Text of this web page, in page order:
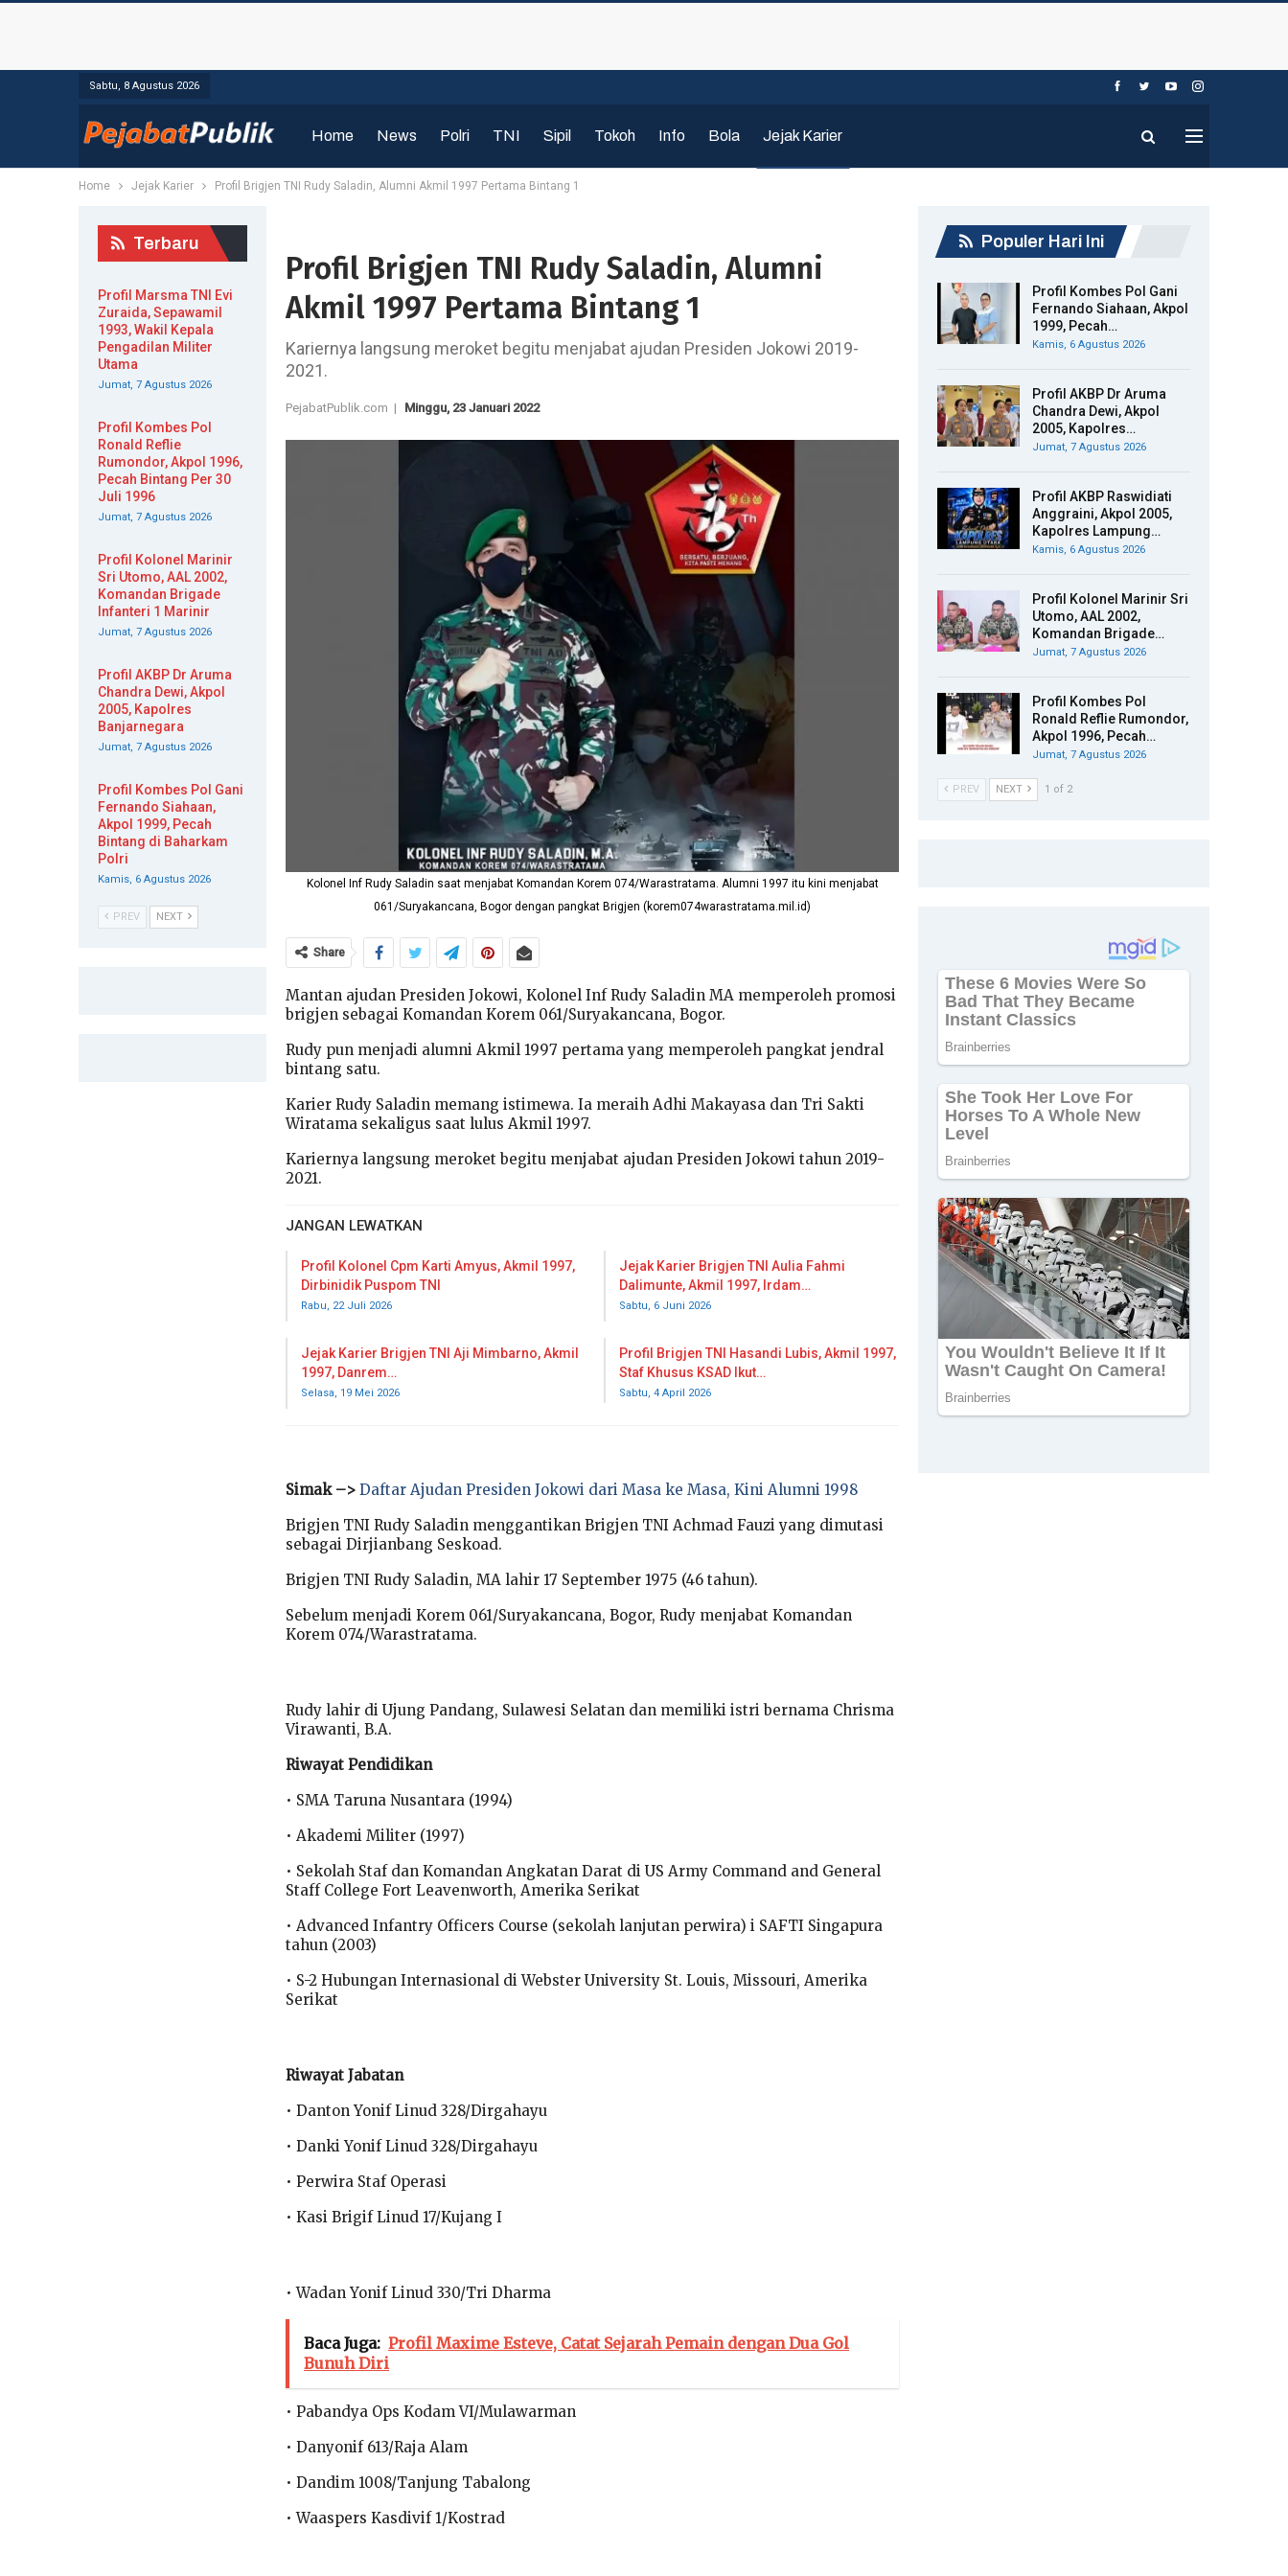
Sabtu, 8 Agustus 2026
Home News Polri TNI Sipil Tokoh Info Bola Jejak Karier
Home Jejak Karier Profil Brigjen TNI Rudy Saladin, Alumni Akmil 1997 Pertama Bintang 1
Profil Brigjen TNI Rudy Saladin, Alumni
Akmil 1997 Pertama Bintang 1
Kariernya langsung meroket begitu menjabat ajudan Presiden Jokowi 2019-
2021.
PejabatPublik.com | Minggu, 23 Januari 2022
Kolonel Inf Rudy Saladin saat menjabat Komandan Korem 074/Warastratama. Alumni 1997 itu kini menjabat
061/Suryakancana, Bogor dengan pangkat Brigjen (korem074warastratama.mil.id)
Share
Mantan ajudan Presiden Jokowi, Kolonel Inf Rudy Saladin MA memperoleh promosi
brigjen sebagai Komandan Korem 061/Suryakancana, Bogor.
Rudy pun menjadi alumni Akmil 1997 pertama yang memperoleh pangkat jendral
bintang satu.
Karier Rudy Saladin memang istimewa. Ia meraih Adhi Makayasa dan Tri Sakti
Wiratama sekaligus saat lulus Akmil 1997.
Kariernya langsung meroket begitu menjabat ajudan Presiden Jokowi tahun 2019-
2021.
JANGAN LEWATKAN
Profil Kolonel Cpm Karti Amyus, Akmil 1997,
Dirbinidik Puspom TNI
Rabu, 22 Juli 2026
Jejak Karier Brigjen TNI Aulia Fahmi
Dalimunte, Akmil 1997, Irdam…
Sabtu, 6 Juni 2026
Jejak Karier Brigjen TNI Aji Mimbarno, Akmil
1997, Danrem…
Selasa, 19 Mei 2026
Profil Brigjen TNI Hasandi Lubis, Akmil 1997,
Staf Khusus KSAD Ikut…
Sabtu, 4 April 2026
Simak –> Daftar Ajudan Presiden Jokowi dari Masa ke Masa, Kini Alumni 1998
Brigjen TNI Rudy Saladin menggantikan Brigjen TNI Achmad Fauzi yang dimutasi
sebagai Dirjianbang Seskoad.
Brigjen TNI Rudy Saladin, MA lahir 17 September 1975 (46 tahun).
Sebelum menjadi Korem 061/Suryakancana, Bogor, Rudy menjabat Komandan
Korem 074/Warastratama.
Rudy lahir di Ujung Pandang, Sulawesi Selatan dan memiliki istri bernama Chrisma
Virawanti, B.A.
Riwayat Pendidikan
• SMA Taruna Nusantara (1994)
• Akademi Militer (1997)
• Sekolah Staf dan Komandan Angkatan Darat di US Army Command and General
Staff College Fort Leavenworth, Amerika Serikat
• Advanced Infantry Officers Course (sekolah lanjutan perwira) i SAFTI Singapura
tahun (2003)
• S-2 Hubungan Internasional di Webster University St. Louis, Missouri, Amerika
Serikat
Riwayat Jabatan
• Danton Yonif Linud 328/Dirgahayu
• Danki Yonif Linud 328/Dirgahayu
• Perwira Staf Operasi
• Kasi Brigif Linud 17/Kujang I
• Wadan Yonif Linud 330/Tri Dharma
Baca Juga: Profil Maxime Esteve, Catat Sejarah Pemain dengan Dua Gol
Bunuh Diri
• Pabandya Ops Kodam VI/Mulawarman
• Danyonif 613/Raja Alam
• Dandim 1008/Tanjung Tabalong
• Waaspers Kasdivif 1/Kostrad
Populer Hari Ini
Profil Kombes Pol Gani
Fernando Siahaan, Akpol
1999, Pecah…
Kamis, 6 Agustus 2026
Profil AKBP Dr Aruma
Chandra Dewi, Akpol
2005, Kapolres…
Jumat, 7 Agustus 2026
Profil AKBP Raswidiati
Anggraini, Akpol 2005,
Kapolres Lampung…
Kamis, 6 Agustus 2026
Profil Kolonel Marinir Sri
Utomo, AAL 2002,
Komandan Brigade…
Jumat, 7 Agustus 2026
Profil Kombes Pol
Ronald Reflie Rumondor,
Akpol 1996, Pecah…
Jumat, 7 Agustus 2026
PREV NEXT 1 of 2
Terbaru
Profil Marsma TNI Evi
Zuraida, Sepawamil
1993, Wakil Kepala
Pengadilan Militer
Utama
Jumat, 7 Agustus 2026
Profil Kombes Pol
Ronald Reflie
Rumondor, Akpol 1996,
Pecah Bintang Per 30
Juli 1996
Jumat, 7 Agustus 2026
Profil Kolonel Marinir
Sri Utomo, AAL 2002,
Komandan Brigade
Infanteri 1 Marinir
Jumat, 7 Agustus 2026
Profil AKBP Dr Aruma
Chandra Dewi, Akpol
2005, Kapolres
Banjarnegara
Jumat, 7 Agustus 2026
Profil Kombes Pol Gani
Fernando Siahaan,
Akpol 1999, Pecah
Bintang di Baharkam
Polri
Kamis, 6 Agustus 2026
PREV NEXT